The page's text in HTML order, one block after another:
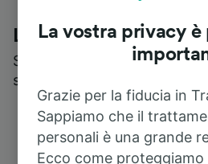
Le recensioni dei
Scopri cosa pensa
servizi
La vostra privacy
Grazie per la fiducia in
Sappiamo che il
personali è una grande
Ecco come proteggiamo